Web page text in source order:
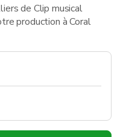
de Clip musical
production à Coral